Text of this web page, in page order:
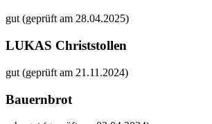
gut (geprüft am 28.04.2025)
LUKAS Christstollen
gut (geprüft am 21.11.2024)
Bauernbrot